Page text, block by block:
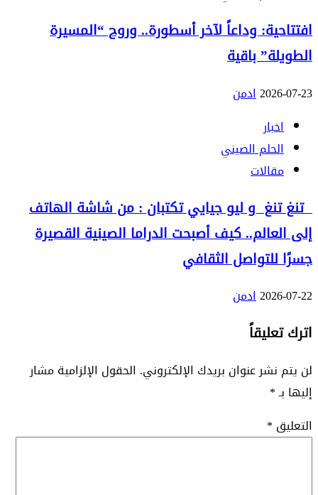
افتتاحية: وداعاً لآخر أسطورة.. وروح “المسيرة
الطويلة” باقية
2026-07-23ادمن
اخبار
الحلم الصيني
مقالات
تنغ تنغ و ليو جيايي تكتبان : من شاشة الهاتف
إلى العالم.. كيف أصبحت الدراما الصينية القصيرة
جسرًا للتواصل الثقافي
2026-07-22ادمن
اترك تعليقاً
لن يتم نشر عنوان بريدك الإلكتروني. الحقول الإلزامية مشار
إليها بـ*
التعليق *